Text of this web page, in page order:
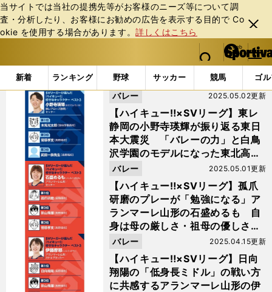
当サイトでは当社の提携先等がお客様のニーズ等について調
査・分析したり、お客様にお勧めの広告を表⽰する⽬的で Co
okie を使⽤する場合があります。詳しくはこちら
閉じ
る
web Sportiva (webスポルティーバ)
検索
マイペ
ー
ジ
メニュ
新着 ランキング 野球 サッカー 競馬 ゴ
b
ス
「#影山飛雄」の最新ニュース・ 情報
【ハイキュー‼×SVリーグ】東レ
静岡の小野寺瑛輝が振り返る東日
本大震災 「バレーの力」と白鳥
沢学園のモデルになった東北高校
時代の思い出
2025.05.02更新
バレー
【ハイキュー‼×SVリーグ】孤爪
研磨のプレーが「勉強になる」ア
ランマーレ山形の石盛めるも 自
身は母の厳しさ・祖母の優しさで
成長
2025.05.01更新
バレー
【ハイキュー‼×SVリーグ】日向
翔陽の「低身長ミドル」の戦い方
に共感するアランマーレ山形の伊
2025.04.15更新
バレー